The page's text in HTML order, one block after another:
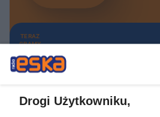
TERAZ
GRAMY
Drogi Użytkowniku,